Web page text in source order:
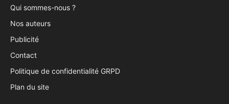
Qui sommes-nous ?
Nos auteurs
Publicité
Contact
Politique de confidentialité GRPD
Plan du site